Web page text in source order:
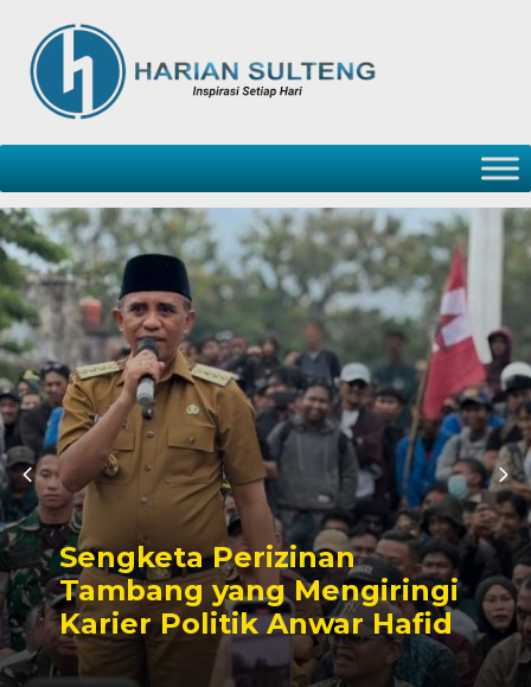
Sengketa Perizinan
Tambang yang Mengiringi
Karier Politik Anwar Hafid